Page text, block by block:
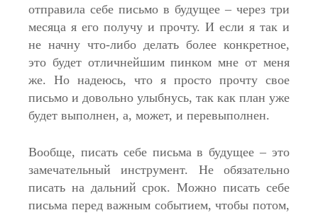
отправила себе письмо в будущее – через три
месяца я его получу и прочту. И если я так и
не начну что-либо делать более конкретное,
это будет отличнейшим пинком мне от меня
же. Но надеюсь, что я просто прочту свое
письмо и довольно улыбнусь, так как план уже
будет выполнен, а, может, и перевыполнен.
Вообще, писать себе письма в будущее – это
замечательный инструмент. Не обязательно
писать на дальний срок. Можно писать себе
письма перед важным событием, чтобы потом,